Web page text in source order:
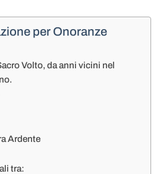
per Onoranze
Volto, da anni vicini nel
Ardente
tra: